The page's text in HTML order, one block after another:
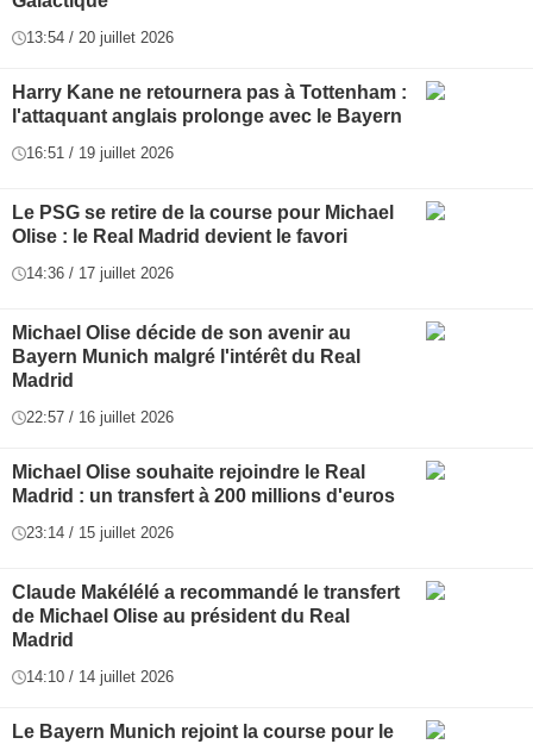
13:54 / 20 juillet 2026
Harry Kane ne retournera pas à Tottenham :
l'attaquant anglais prolonge avec le Bayern
16:51 / 19 juillet 2026
Le PSG se retire de la course pour Michael
Olise : le Real Madrid devient le favori
14:36 / 17 juillet 2026
Michael Olise décide de son avenir au
Bayern Munich malgré l'intérêt du Real
Madrid
22:57 / 16 juillet 2026
Michael Olise souhaite rejoindre le Real
Madrid : un transfert à 200 millions d'euros
23:14 / 15 juillet 2026
Claude Makélélé a recommandé le transfert
de Michael Olise au président du Real
Madrid
14:10 / 14 juillet 2026
Le Bayern Munich rejoint la course pour le